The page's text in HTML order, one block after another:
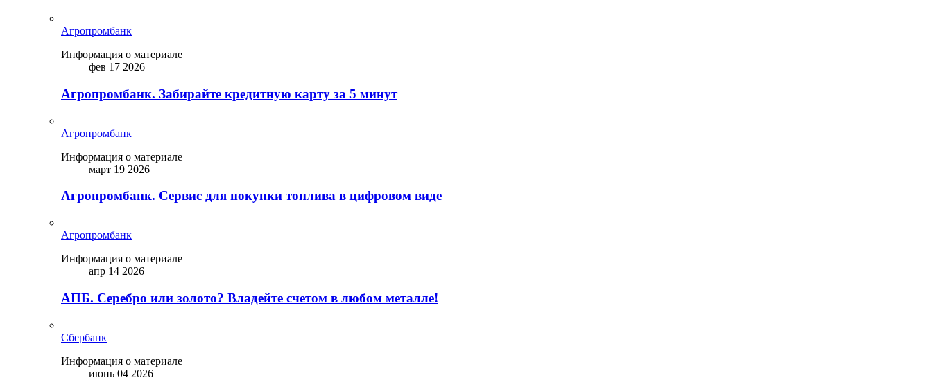
Агропромбанк
Информация о материале
фев 17 2026
Агропромбанк. Забирайте кредитную карту за 5 минут
Агропромбанк
Информация о материале
март 19 2026
Агропромбанк. Сервис для покупки топлива в цифровом виде
Агропромбанк
Информация о материале
апр 14 2026
АПБ. Серебро или золото? Владейте счетом в любом металле!
Сбербанк
Информация о материале
июнь 04 2026